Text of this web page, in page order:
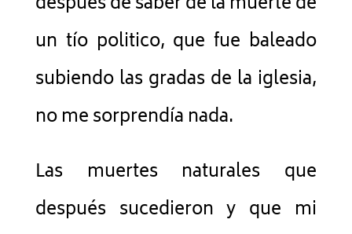
un tío politico, que fue baleado
subiendo las gradas de la iglesia,
no me sorprendía nada.
Las muertes naturales que
después sucedieron y que mi